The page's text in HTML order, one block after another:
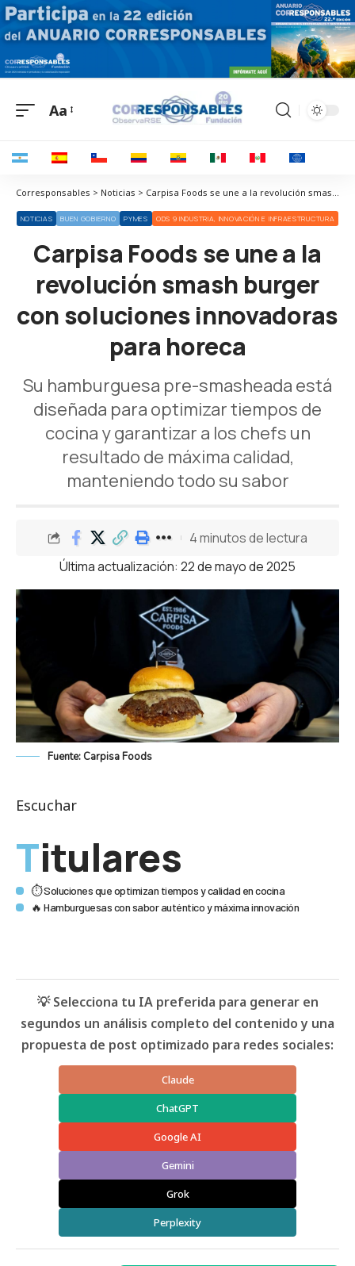
Aa
Corresponsables > Noticias > Carpisa Foods se une a la revolución smash burger con soluciones innovadoras para horeca
NOTICIAS BUEN GOBIERNO PYMES ODS 9 INDUSTRIA, INNOVACIÓN E INFRAESTRUCTURA
Carpisa Foods se une a la
revolución smash burger
con soluciones innovadoras
para horeca
Su hamburguesa pre-smasheada está
diseñada para optimizar tiempos de
cocina y garantizar a los chefs un
resultado de máxima calidad,
manteniendo todo su sabor
Última actualización: 22 de mayo de 2025
4 minutos de lectura
Fuente: Carpisa Foods
Escuchar
Titulares
⏱️ Soluciones que optimizan tiempos y calidad en cocina
🔥 Hamburguesas con sabor auténtico y máxima innovación
💡 Selecciona tu IA preferida para generar en
segundos un análisis completo del contenido y una
propuesta de post optimizado para redes sociales:
Claude
ChatGPT
Google AI
Gemini
Grok
Perplexity